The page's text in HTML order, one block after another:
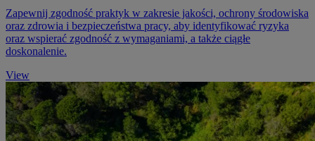
Zapewnij zgodność praktyk w zakresie jakości, ochrony środowiska
oraz zdrowia i bezpieczeństwa pracy, aby identyfikować ryzyka
oraz wspierać zgodność z wymaganiami, a także ciągłe
doskonalenie.
View